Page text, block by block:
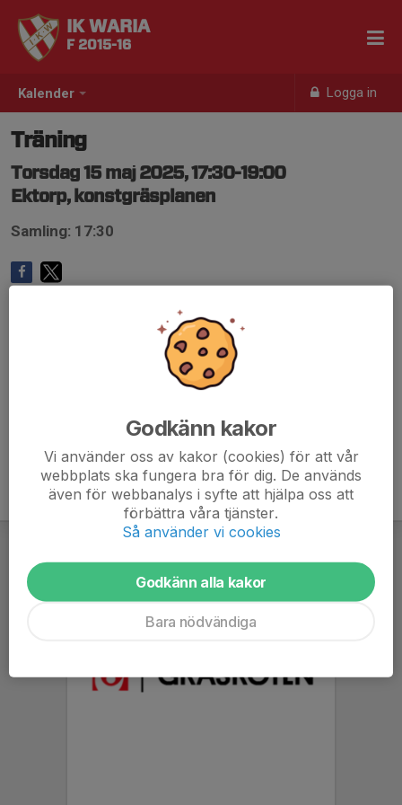
Kalender Logga in
IK WARIA
F 2015-16
Träning
Torsdag 15 maj 2025, 17:30-19:00
Ektorp, konstgräsplanen
Samling: 17:30
Godkänn kakor
Vi använder oss av kakor (cookies) för att vår
webbplats ska fungera bra för dig. De används
även för webbanalys i syfte att hjälpa oss att
förbättra våra tjänster.
Så använder vi cookies
Godkänn alla kakor
Bara nödvändiga